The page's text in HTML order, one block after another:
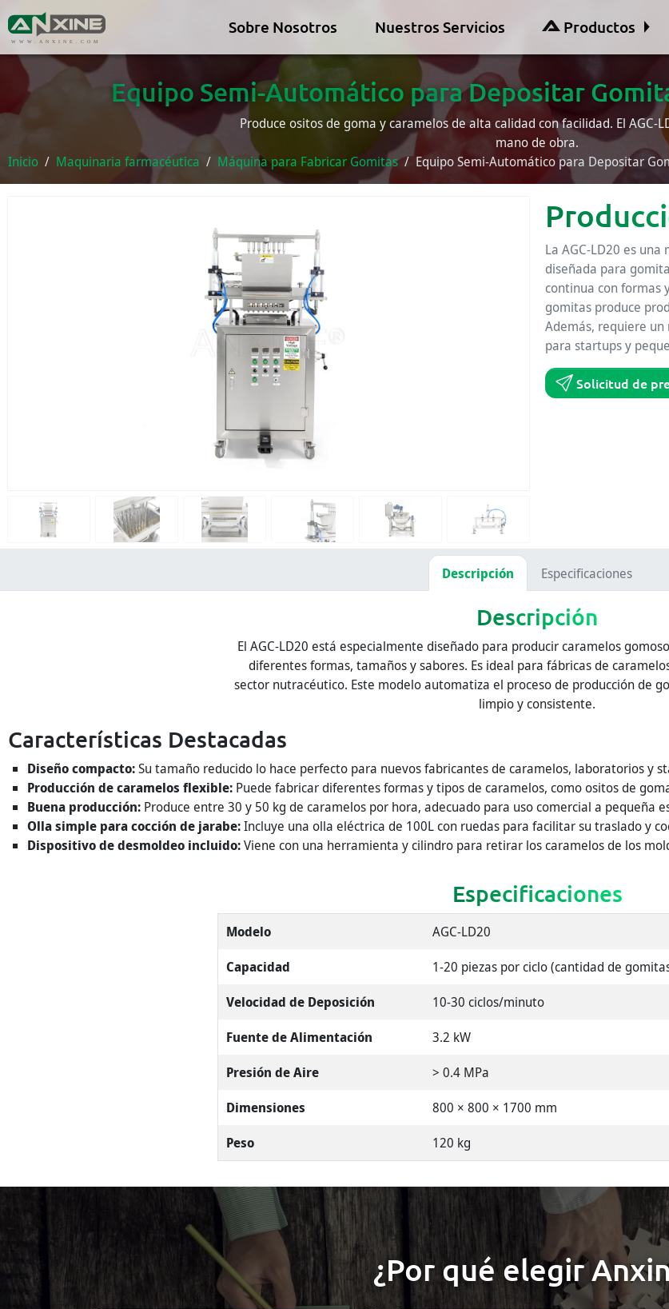
WWW.ANXINE.COM
Sobre Nosotros Nuestros Servicios Productos
Equipo Semi-Automático para Depositar
Produce ositos de goma y caramelos de alta calidad con facilidad. El AGC-
mano de obra.
Inicio
Maquinaria farmacéutica Máquina para Fabricar Gomitas Equipo Semi-Automático para Depositar
La AGC-LD20 es
diseñada para
continua con formas
gomitas produce
Además, requiere
para startups y
Solicitud de
Descripción Especificaciones
Descripción
El AGC-LD20 está especialmente diseñado para producir caramelos
diferentes formas, tamaños y sabores. Es ideal para fábricas de
sector nutracéutico. Este modelo automatiza el proceso de producción de
limpio y consistente.
Características Destacadas
Diseño compacto:Su tamaño reducido lo hace perfecto para nuevos fabricantes de caramelos, laboratorios y
Producción de caramelos flexible: Puede fabricar diferentes formas y tipos de caramelos, como ositos de
Buena producción: Produce entre 30 y 50 kg de caramelos por hora, adecuado para uso comercial a pequeña
Olla simple para cocción de jarabe:Incluye una olla eléctrica de 100L con ruedas para facilitar su traslado y
Dispositivo de desmoldeo incluido:Viene con una herramienta y cilindro para retirar los caramelos de los
Especificaciones
Modelo
AGC-LD20
Capacidad
1-20 piezas por ciclo (cantidad de
Velocidad de Deposición
10-30 ciclos/minuto
Fuente de Alimentación
3.2 kW
Presión de Aire
> 0.4 MPa
Dimensiones
800 × 800 × 1700 mm
Peso
120 kg
¿Por qué elegir